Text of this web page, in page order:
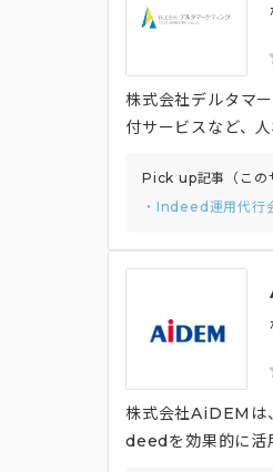
株式会社デルタマ
付サービスなど、
ども実施が可能で
Pick up記事（この
・Indeed運用代行
株式会社AiDEMは
deedを効果的に活